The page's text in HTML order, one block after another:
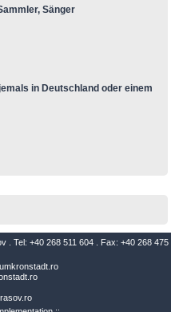
Sänger
in Deutschland oder einem
. Tel: +40 268 511 604 . Fax: +40 268 475